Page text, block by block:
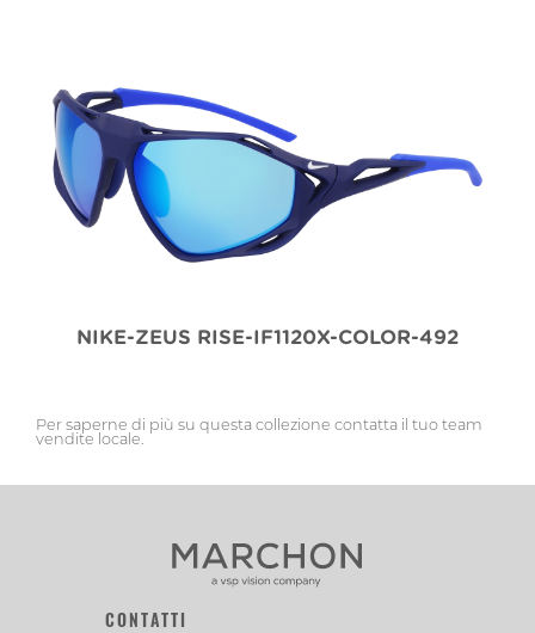
NIKE-ZEUS RISE-IF1120X-COLOR-492
Per saperne di più su questa collezione contatta il tuo team
vendite locale.
CONTATTI